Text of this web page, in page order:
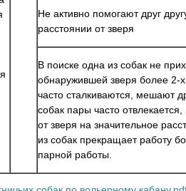
Не активно помогают друг
расстоянии от зверя
В поиске одна из собак не
обнаружившей зверя более 2-
часто сталкиваются, мешают
собак пары часто
от зверя на значительное
из собак прекращает работу
парной работы.